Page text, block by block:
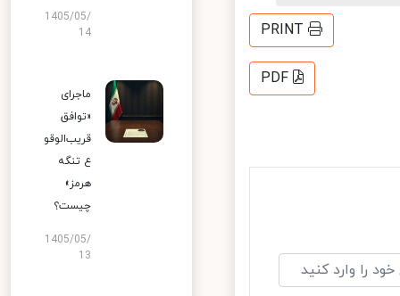
PRINT
PDF
1405/05/
14
ماجرای
«توافق
قریب‌الوقو
ع تنگه
هرمز»
چیست؟
1405/05/
13